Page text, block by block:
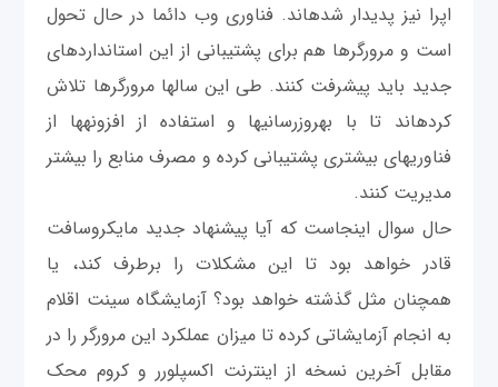
اپرا نیز پدیدار شده‎اند. فناوری وب دائما در حال تحول
است و مرورگرها هم برای پشتیبانی از این استانداردهای
جدید باید پیشرفت کنند. طی این سال‎ها مرورگرها تلاش
کرده‎اند تا با به‎روزرسانی‎ها و استفاده از افزونه‎ها از
فناوری‎های بیشتری پشتیبانی کرده و مصرف منابع را بیشتر
مدیریت کنند.
حال سوال اینجاست که آیا پیشنهاد جدید مایکروسافت
قادر خواهد بود تا این مشکلات را برطرف کند، یا
همچنان مثل گذشته خواهد بود؟ آزمایشگاه سی‎نت اقلام
به انجام آزمايشاتی کرده تا میزان عملکرد این مرورگر را در
مقابل آخرین نسخه از اینترنت اکسپلورر و کروم محک